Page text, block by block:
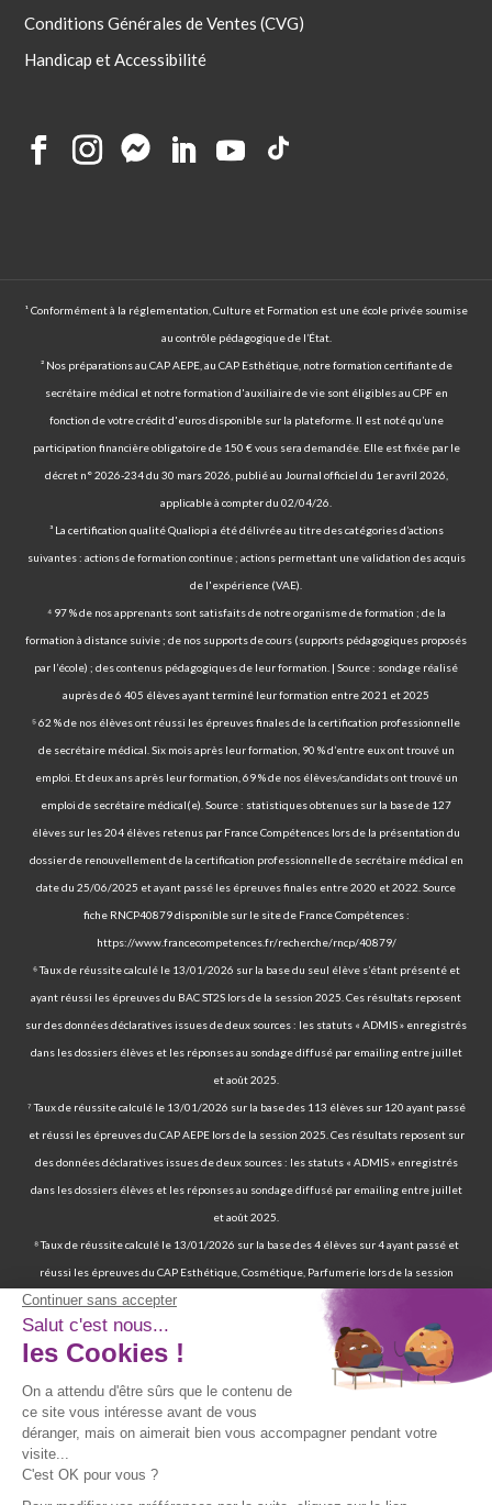
Conditions Générales de Ventes (CVG)
Handicap et Accessibilité
¹ Conformément à la réglementation, Culture et Formation est une école privée soumise
au contrôle pédagogique de l’État.
² Nos préparations au CAP AEPE, au CAP Esthétique, notre formation certifiante de
secrétaire médical et notre formation d'auxiliaire de vie sont éligibles au CPF en
fonction de votre crédit d'euros disponible sur la plateforme. Il est noté qu’une
participation financière obligatoire de 150 € vous sera demandée. Elle est fixée par le
décret n° 2026-234 du 30 mars 2026, publié au Journal officiel du 1er avril 2026,
applicable à compter du 02/04/26.
³ La certification qualité Qualiopi a été délivrée au titre des catégories d’actions
suivantes : actions de formation continue ; actions permettant une validation des acquis
de l'expérience (VAE).
⁴ 97 % de nos apprenants sont satisfaits de notre organisme de formation ; de la
formation à distance suivie ; de nos supports de cours (supports pédagogiques proposés
par l’école) ; des contenus pédagogiques de leur formation. | Source : sondage réalisé
auprès de 6 405 élèves ayant terminé leur formation entre 2021 et 2025
⁵ 62 % de nos élèves ont réussi les épreuves finales de la certification professionnelle
de secrétaire médical. Six mois après leur formation, 90 % d’entre eux ont trouvé un
emploi. Et deux ans après leur formation, 69 % de nos élèves/candidats ont trouvé un
emploi de secrétaire médical(e). Source : statistiques obtenues sur la base de 127
élèves sur les 204 élèves retenus par France Compétences lors de la présentation du
dossier de renouvellement de la certification professionnelle de secrétaire médical en
date du 25/06/2025 et ayant passé les épreuves finales entre 2020 et 2022. Source
fiche RNCP40879 disponible sur le site de France Compétences :
https://www.francecompetences.fr/recherche/rncp/40879/
⁶ Taux de réussite calculé le 13/01/2026 sur la base du seul élève s’étant présenté et
ayant réussi les épreuves du BAC ST2S lors de la session 2025. Ces résultats reposent
sur des données déclaratives issues de deux sources : les statuts « ADMIS » enregistrés
dans les dossiers élèves et les réponses au sondage diffusé par emailing entre juillet
et août 2025.
⁷ Taux de réussite calculé le 13/01/2026 sur la base des 113 élèves sur 120 ayant passé
et réussi les épreuves du CAP AEPE lors de la session 2025. Ces résultats reposent sur
des données déclaratives issues de deux sources : les statuts « ADMIS » enregistrés
dans les dossiers élèves et les réponses au sondage diffusé par emailing entre juillet
et août 2025.
⁸ Taux de réussite calculé le 13/01/2026 sur la base des 4 élèves sur 4 ayant passé et
réussi les épreuves du CAP Esthétique, Cosmétique, Parfumerie lors de la session
2025. Ces résultats reposent sur des données déclaratives issues de deux sources : les
statuts « ADMIS » enregistrés dans les dossiers élèves et les réponses au sondage
diffusé par emailing entre juillet et août 2025.
⁹ 70 % de nos élèves ont d’ailleurs réussi les épreuves finales de la certification
professionnelle d’auxiliaire de vie. | 97 % de nos élèves ont trouvé un emploi six mois
après avoir terminé leur formation certifiante d’auxiliaire de vie. | Deux ans après leur